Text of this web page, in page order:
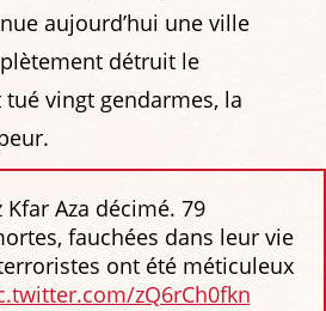
aujourd’hui une ville
détruit le
vingt gendarmes, la
Aza décimé. 79
fauchées dans leur vie
ont été méticuleux
zQ6rCh0fkn